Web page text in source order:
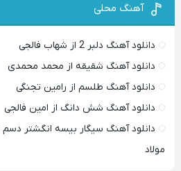
آهنگ محلی
دانلود آهنگ دلبر 2 از شهاب فالجی
دانلود آهنگ شقیقه از محمد محمدی
دانلود آهنگ طلسم از رامین تجنگی
دانلود آهنگ شش دانگ از امین فالجی
دانلود آهنگ سیگار بیسه انگشتر
مولاد